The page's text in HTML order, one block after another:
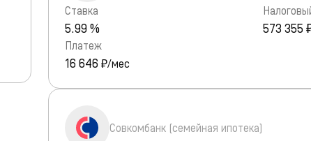
Ставка
5.99 % 573 355
Платеж
16 646 ₽/мес
Совкомбанк (семейная ипотека)